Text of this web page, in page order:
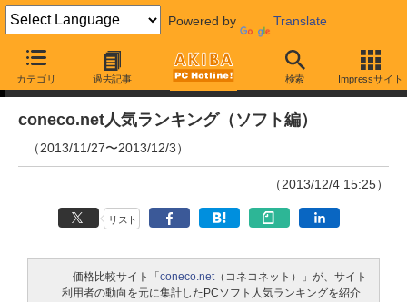
Powered by Translate
カテゴリ 過去記事 検索 Impressサイト
ランキング
coneco.net人気ランキング（ソフト編）
（2013/11/27〜2013/12/3）
（2013/12/4 15:25）
リスト
価格比較サイト「 coneco.net（コネコネット）」が、サイト
利用者の動向を元に集計したPCソフト人気ランキングを紹介